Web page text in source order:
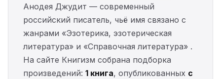
Анодея Джудит — современный
российский писатель, чьё имя связано с
жанрами «Эзотерика, эзотерическая
литература» и «Справочная литература» .
На сайте Книгизм собрана подборка
произведений: 1 книга, опубликованных с